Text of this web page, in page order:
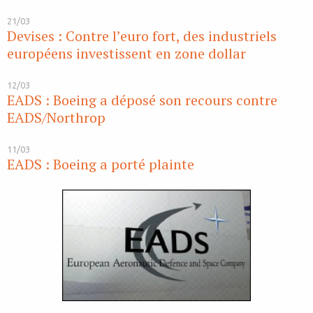
21/03
Devises : Contre l’euro fort, des industriels
européens investissent en zone dollar
12/03
EADS : Boeing a déposé son recours contre
EADS/Northrop
11/03
EADS : Boeing a porté plainte